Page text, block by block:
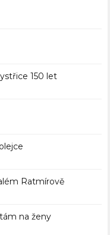
150 let
Ratmírově
na ženy